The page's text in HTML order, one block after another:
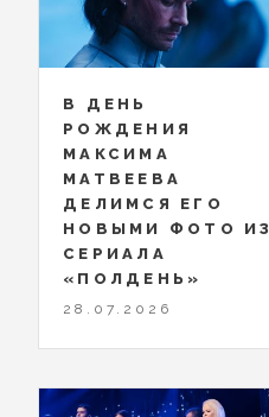
В ДЕНЬ
РОЖДЕНИЯ
МАКСИМА
МАТВЕЕВА
ДЕЛИМСЯ ЕГО
НОВЫМИ ФОТО ИЗ
СЕРИАЛА
«ПОЛДЕНЬ»
28.07.2026